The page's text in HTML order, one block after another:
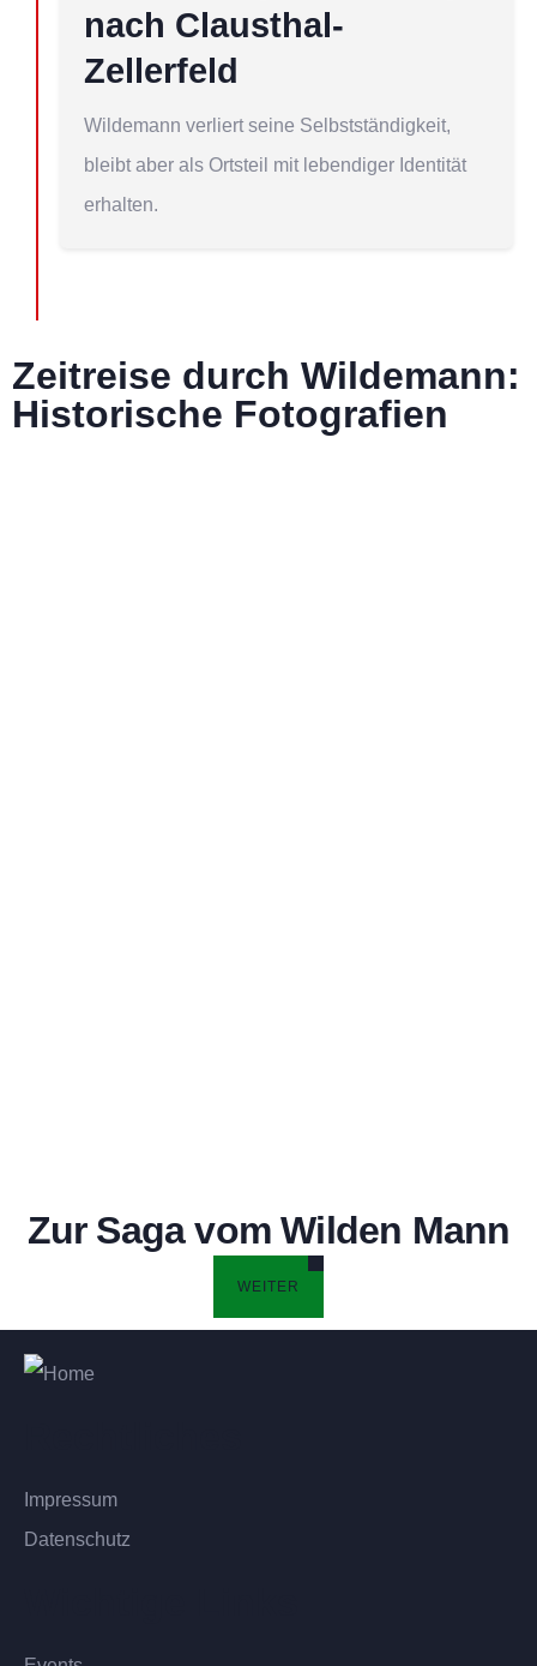
nach Clausthal-
Zellerfeld
Wildemann verliert seine Selbstständigkeit,
bleibt aber als Ortsteil mit lebendiger Identität
erhalten.
Zeitreise durch Wildemann:
Historische Fotografien
Zur Saga vom Wilden Mann
WEITER
Impressum
Datenschutz